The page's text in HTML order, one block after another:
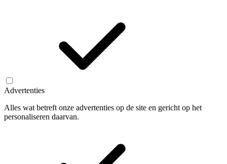
Advertenties
Alles wat betreft onze advertenties op de site en gericht op het
personaliseren daarvan.